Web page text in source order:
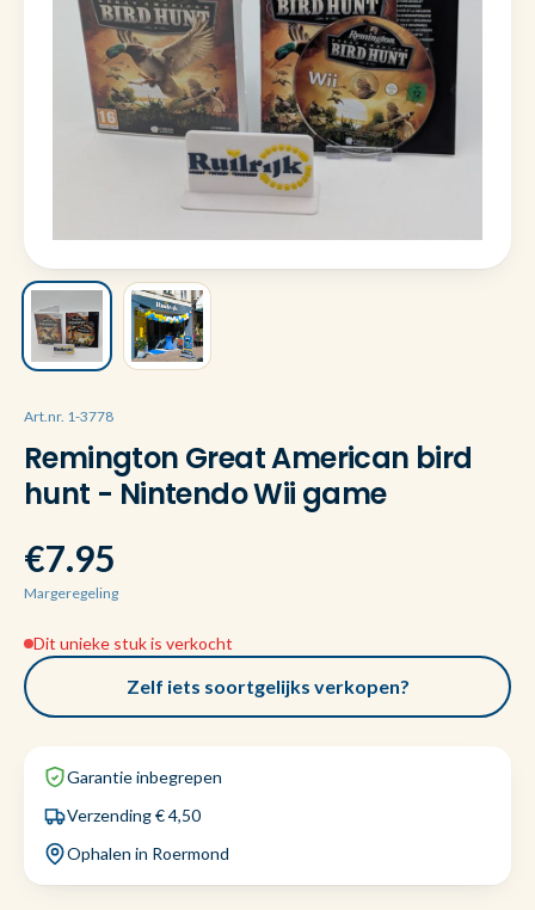
Art.nr. 1-3778
Remington Great American bird
hunt - Nintendo Wii game
€7.95
Margeregeling
Dit unieke stuk is verkocht
Zelf iets soortgelijks verkopen?
Garantie inbegrepen
Verzending € 4,50
Ophalen in Roermond